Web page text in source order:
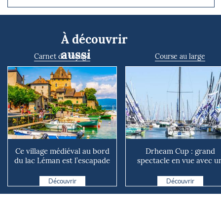
À découvrir
aussi
Carnet de voyage
Ce village médiéval au bord
du lac Léman est l’escapade
Découvrir
Course au large
Drheam Cup : grand
spectacle en vue avec
11h
Découvrir